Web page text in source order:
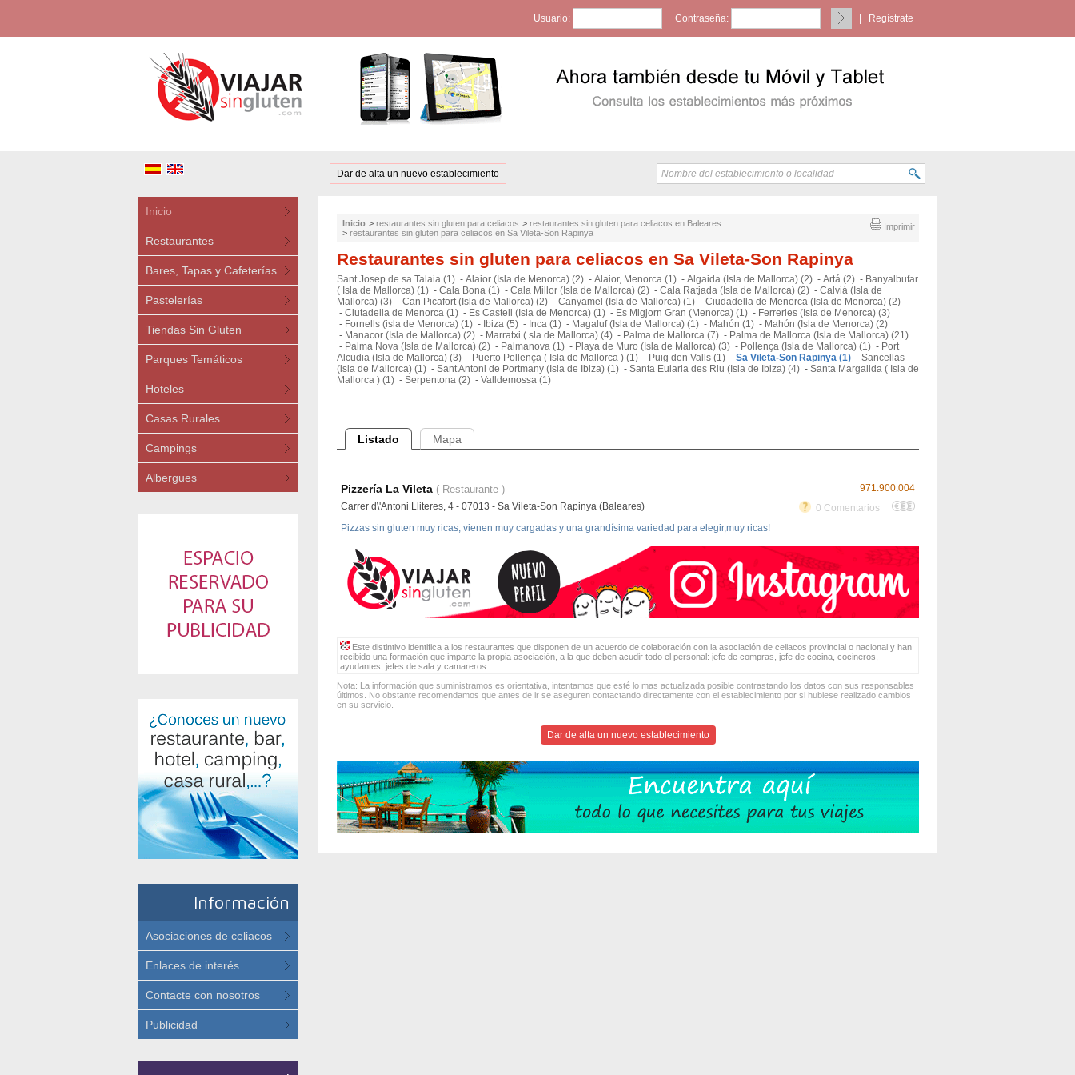
Usuario: Contraseña: Regístrate
Dar de alta un nuevo establecimiento
Inicio
Restaurantes
Bares, Tapas y Cafeterías
Pastelerías
Tiendas Sin Gluten
Parques Temáticos
Hoteles
Casas Rurales
Campings
Albergues
Información
Asociaciones de celiacos
Enlaces de interés
Contacte con nosotros
Publicidad
Imprimir
Inicio > restaurantes sin gluten para celiacos > restaurantes sin gluten para celiacos en Baleares
> restaurantes sin gluten para celiacos en Sa Vileta-Son Rapinya
Restaurantes sin gluten para celiacos en Sa Vileta-Son Rapinya
Sant Josep de sa Talaia (1) - Alaior (Isla de Menorca) (2) - Alaior, Menorca (1) - Algaida (Isla de Mallorca) (2) - Artá (2) - Banyalbufar
( Isla de Mallorca) (1) - Cala Bona (1) - Cala Millor (Isla de Mallorca) (2) - Cala Ratjada (Isla de Mallorca) (2) - Calviá (Isla de
Mallorca) (3) - Can Picafort (Isla de Mallorca) (2) - Canyamel (Isla de Mallorca) (1) - Ciudadella de Menorca (Isla de Menorca) (2)
- Ciutadella de Menorca (1) - Es Castell (Isla de Menorca) (1) - Es Migjorn Gran (Menorca) (1) - Ferreries (Isla de Menorca) (3)
- Fornells (isla de Menorca) (1) - Ibiza (5) - Inca (1) - Magaluf (Isla de Mallorca) (1) - Mahón (1) - Mahón (Isla de Menorca) (2)
- Manacor (Isla de Mallorca) (2) - Marratxi ( sla de Mallorca) (4) - Palma de Mallorca (7) - Palma de Mallorca (Isla de Mallorca) (21)
- Palma Nova (Isla de Mallorca) (2) - Palmanova (1) - Playa de Muro (Isla de Mallorca) (3) - Pollença (Isla de Mallorca) (1) - Port
Alcudia (Isla de Mallorca) (3) - Puerto Pollença ( Isla de Mallorca ) (1) - Puig den Valls (1) - Sa Vileta-Son Rapinya (1) - Sancellas
(isla de Mallorca) (1) - Sant Antoni de Portmany (Isla de Ibiza) (1) - Santa Eularia des Riu (Isla de Ibiza) (4) - Santa Margalida ( Isla de
Mallorca ) (1) - Serpentona (2) - Valldemossa (1)
Listado Mapa
971.900.004
Pizzería La Vileta ( Restaurante )
0 Comentarios
Carrer d\'Antoni Lliteres, 4 - 07013 - Sa Vileta-Son Rapinya (Baleares)
Pizzas sin gluten muy ricas, vienen muy cargadas y una grandísima variedad para elegir,muy ricas!
Este distintivo identifica a los restaurantes que disponen de un acuerdo de colaboración con la asociación de celiacos provincial o nacional y han
recibido una formación que imparte la propia asociación, a la que deben acudir todo el personal: jefe de compras, jefe de cocina, cocineros,
ayudantes, jefes de sala y camareros
Nota: La información que suministramos es orientativa, intentamos que esté lo mas actualizada posible contrastando los datos con sus responsables
últimos. No obstante recomendamos que antes de ir se aseguren contactando directamente con el establecimiento por si hubiese realizado cambios
en su servicio.
Dar de alta un nuevo establecimiento